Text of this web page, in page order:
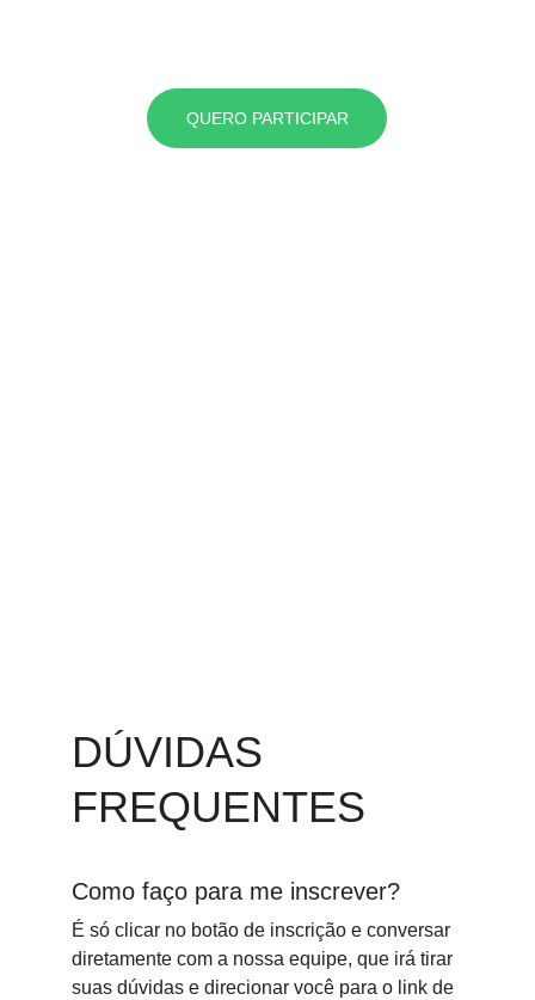
QUERO PARTICIPAR
DÚVIDAS
FREQUENTES
Como faço para me inscrever?
É só clicar no botão de inscrição e conversar
diretamente com a nossa equipe, que irá tirar
suas dúvidas e direcionar você para o link de